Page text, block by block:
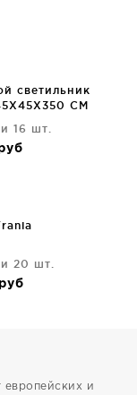
светильник
CM
16 шт.
20 шт.
руб
европейских и